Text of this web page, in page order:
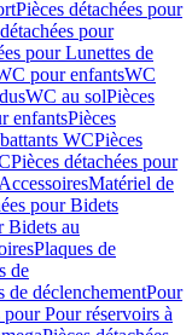
Pièces détachées pour
pour
pour Lunettes de
pour enfantsWC
WC au solPièces
enfantsPièces
WCPièces
Pièces détachées pour
AccessoiresMatériel de
pour Bidets
Bidets au
Plaques de
de
de déclenchementPour
pour Pour réservoirs à